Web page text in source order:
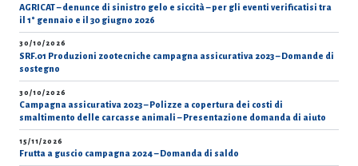
AGRICAT – denunce di sinistro gelo e siccità – per gli eventi verificatisi tra
il 1° gennaio e il 30 giugno 2026
30/10/2026
SRF.01 Produzioni zootecniche campagna assicurativa 2023 – Domande di
sostegno
30/10/2026
Campagna assicurativa 2023 – Polizze a copertura dei costi di
smaltimento delle carcasse animali – Presentazione domanda di aiuto
15/11/2026
Frutta a guscio campagna 2024 – Domanda di saldo